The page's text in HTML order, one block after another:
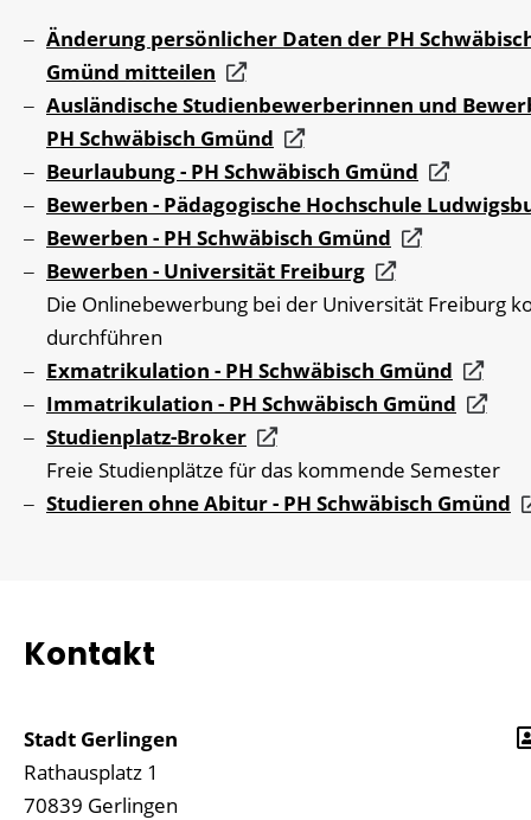
Änderung persönlicher Daten der PH
Gmünd mitteilen
Ausländische Studienbewerberinnen und
PH Schwäbisch Gmünd
Beurlaubung - PH Schwäbisch Gmünd
Bewerben - Pädagogische Hochschule
Bewerben - PH Schwäbisch Gmünd
Bewerben - Universität Freiburg
Die Onlinebewerbung bei der Universität Freiburg
durchführen
Exmatrikulation - PH Schwäbisch Gmünd
Immatrikulation - PH Schwäbisch Gmünd
Studienplatz-Broker
Freie Studienplätze für das kommende Semester
Studieren ohne Abitur - PH Schwäbisch Gmünd
Kontakt
Stadt Gerlingen
Rathausplatz 1
70839 Gerlingen